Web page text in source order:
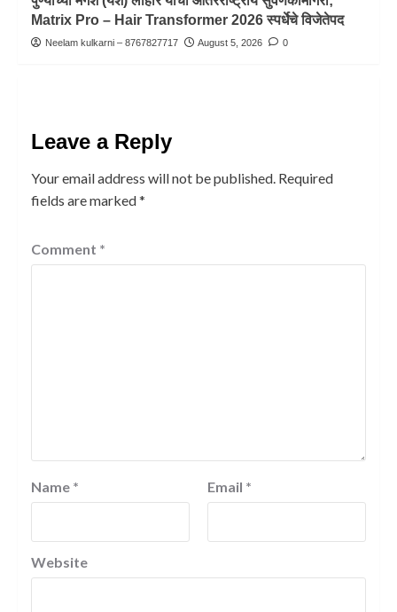
Matrix Pro – Hair Transformer 2026 स्पर्धेचे विजेतेपद
Neelam kulkarni – 8767827717 August 5, 2026 0
Leave a Reply
Your email address will not be published. Required
fields are marked*
Comment *
Name * Email *
Website